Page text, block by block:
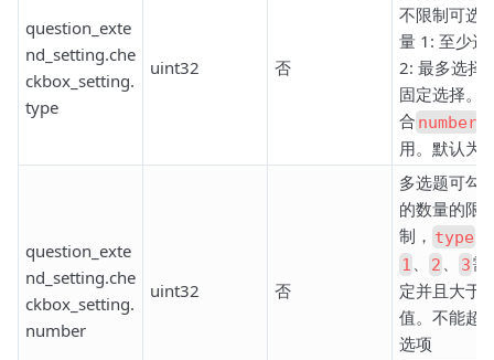
question_exte
nd_setting.che
ckbox_setting.
type
uint32 否
不限制可选
量 1: 至少选
2: 最多选择
固定选择。
合 number
用。默认为0
question_exte
nd_setting.che
ckbox_setting.
number
uint32 否
多选题可勾
的数量的限
制， type
1 、 2 、 3需
定并且大于
值。不能超
选项